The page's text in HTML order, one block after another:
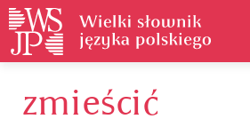
Historia słownika
zmieścić